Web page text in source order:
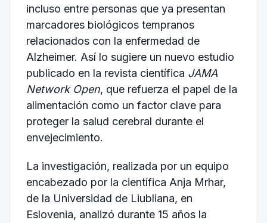
incluso entre personas que ya presentan
marcadores biológicos tempranos
relacionados con la enfermedad de
Alzheimer. Así lo sugiere un nuevo estudio
publicado en la revista científica JAMA
Network Open, que refuerza el papel de la
alimentación como un factor clave para
proteger la salud cerebral durante el
envejecimiento.
La investigación, realizada por un equipo
encabezado por la científica Anja Mrhar,
de la Universidad de Liubliana, en
Eslovenia, analizó durante 15 años la